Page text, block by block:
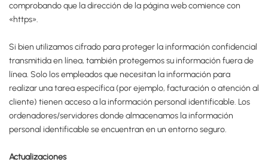
comprobando que la dirección de la página web comience con
«https».
Si bien utilizamos cifrado para proteger la información confidencial
transmitida en línea, también protegemos su información fuera de
línea. Solo los empleados que necesitan la información para
realizar una tarea específica (por ejemplo, facturación o atención al
cliente) tienen acceso a la información personal identificable. Los
ordenadores/servidores donde almacenamos la información
personal identificable se encuentran en un entorno seguro.
Actualizaciones